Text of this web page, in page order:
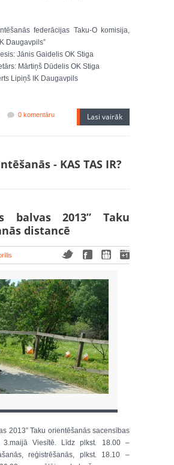
federācijas Taku-O komisija,
Daugavpils”
Jānis Gaidelis OK Stiga
Mārtiņš Dūdelis OK Stiga
Lipiņš IK Daugavpils
0 komentāru Lasi vairāk
- KAS TAS IR?
balvas 2013” Taku
distancē
2013” Taku orientēšanās sacensības
3.maijā Viesītē. Līdz plkst. 18.00 –
reģistrēšanās, plkst. 18.10 –